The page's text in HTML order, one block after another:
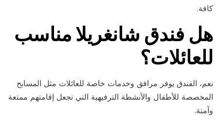
كافة.
هل فندق شانغريلا مناسب
للعائلات؟
نعم، الفندق يوفر مرافق وخدمات خاصة للعائلات مثل المسابح
المخصصة للأطفال والأنشطة الترفيهية التي تجعل إقامتهم ممتعة
وآمنة.